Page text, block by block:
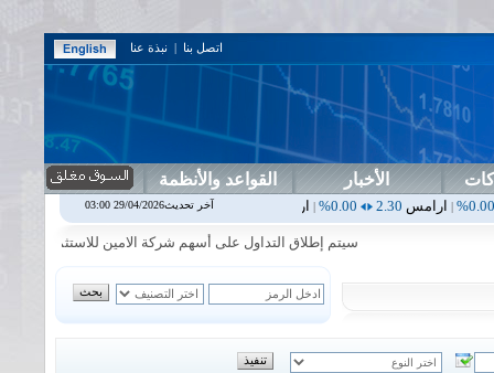
اتصل بنا | نبذة عنا
الأخبار القواعد والأنظمة
2.30
0.00%
|اربيل 0.00%
0.00%
|اسفنج
سيتم إطلاق التداول على أسهم شركة الامين للاستثمار المالي في